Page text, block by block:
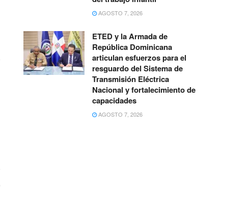
AGOSTO 7, 2026
ETED y la Armada de
República Dominicana
articulan esfuerzos para el
resguardo del Sistema de
Transmisión Eléctrica
Nacional y fortalecimiento de
capacidades
AGOSTO 7, 2026